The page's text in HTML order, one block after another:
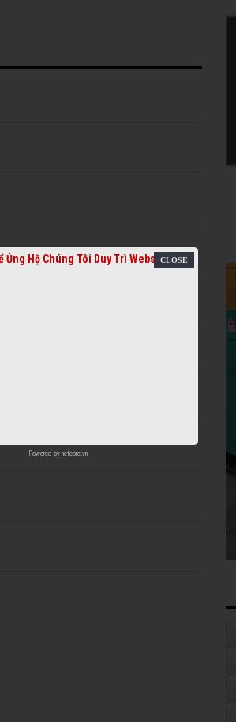
Ủng Hộ Chúng Tôi Duy Trì Website
Powered by netcore.vn